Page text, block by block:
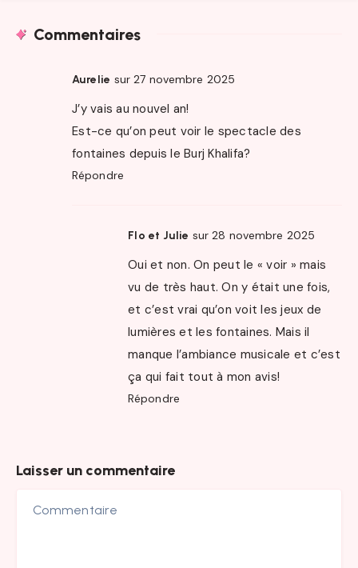
Commentaires
Aurelie sur 27 novembre 2025
J’y vais au nouvel an!
Est-ce qu’on peut voir le spectacle des
fontaines depuis le Burj Khalifa?
Répondre
Flo et Julie sur 28 novembre 2025
Oui et non. On peut le « voir » mais
vu de très haut. On y était une fois,
et c’est vrai qu’on voit les jeux de
lumières et les fontaines. Mais il
manque l’ambiance musicale et c’est
ça qui fait tout à mon avis!
Répondre
Laisser un commentaire